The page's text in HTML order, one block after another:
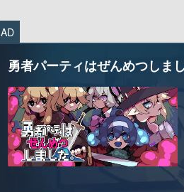
AD
勇者パーティはぜんめつしまし